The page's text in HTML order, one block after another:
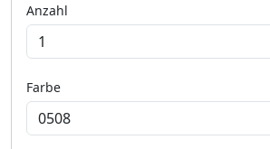
Anzahl
Farbe